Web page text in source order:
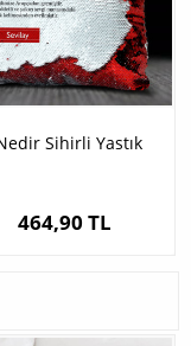
Sihirli Yastık
464,90 TL